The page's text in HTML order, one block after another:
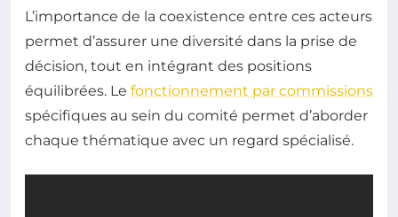
L’importance de la coexistence entre ces acteurs
permet d’assurer une diversité dans la prise de
décision, tout en intégrant des positions
équilibrées. Le fonctionnement par commissions
spécifiques au sein du comité permet d’aborder
chaque thématique avec un regard spécialisé.